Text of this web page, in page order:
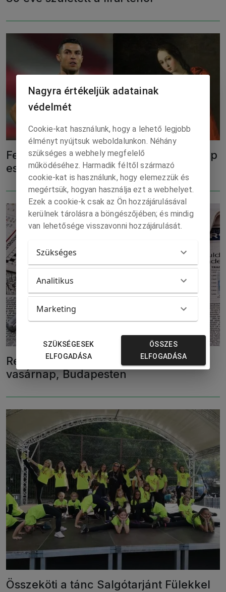
Február 5. – Híres születésnapos, a nap
eseménye
Rejtvényfejtő versenyt rendeznek
vasárnap, Budapesten
Összeköti a tánc Salgótarjánt Fülekkel
Nagyra értékeljük adatainak
védelmét
Cookie-kat használunk, hogy a lehető legjobb
élményt nyújtsuk weboldalunkon. Néhány
szükséges a webhely megfelelő
működéséhez. Harmadik féltől származó
cookie-kat is használunk, hogy elemezzük és
megértsük, hogyan használja ezt a webhelyet.
Ezek a cookie-k csak az Ön hozzájárulásával
kerülnek tárolásra a böngészőjében; és mindig
van lehetősége visszavonni hozzájárulását.
Szükséges
Analitikus
Marketing
SZÜKSÉGESEK
ELFOGADÁSA
ÖSSZES
ELFOGADÁSA